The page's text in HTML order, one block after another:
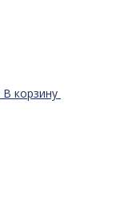
В корзину